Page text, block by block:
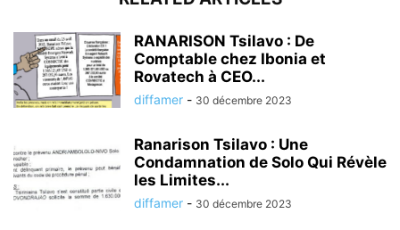
RANARISON Tsilavo : De
Comptable chez Ibonia et
Rovatech à CEO...
diffamer - 30 décembre 2023
Ranarison Tsilavo : Une
Condamnation de Solo Qui Révèle
les Limites...
diffamer - 30 décembre 2023